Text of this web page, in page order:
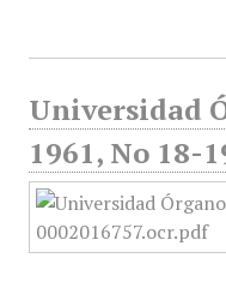
Universidad
1961, No 18-